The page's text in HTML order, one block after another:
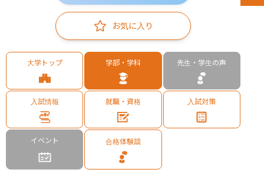
お気に入り
大学トップ 学部・学科 先生・学生の声
入試情報 就職・資格 入試対策
イベント 合格体験談